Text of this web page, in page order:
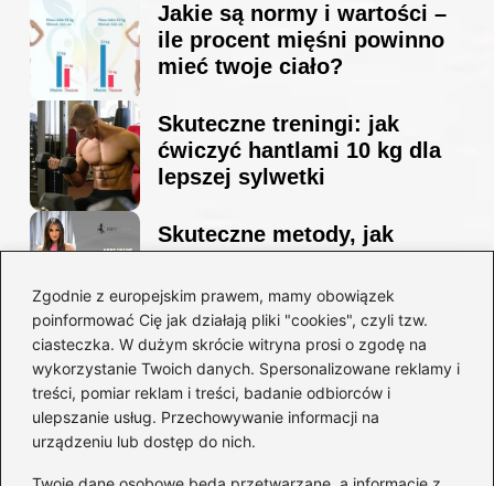
Zgodnie z europejskim prawem, mamy obowiązek
poinformować Cię jak działają pliki "cookies", czyli tzw.
ciasteczka. W dużym skrócie witryna prosi o zgodę na
wykorzystanie Twoich danych. Spersonalizowane reklamy i
treści, pomiar reklam i treści, badanie odbiorców i
ulepszanie usług. Przechowywanie informacji na
urządzeniu lub dostęp do nich.
Jakie są normy i wartości –
ile procent mięśni powinno
mieć twoje ciało?
Skuteczne treningi: jak
ćwiczyć hantlami 10 kg dla
lepszej sylwetki
Skuteczne metody, jak
sylwetkę w zaledwie 90 dni
Idealny garnitur: jak dobrać
go do swojej sylwetki?
Kategorie